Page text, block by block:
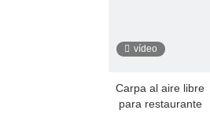
vídeo
Carpa al aire libre
para restaurante